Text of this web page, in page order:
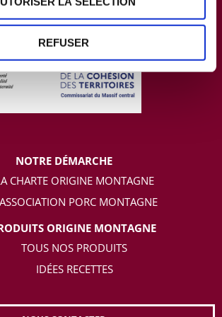
REFUSER
NOTRE DÉMARCHE
CHARTE ORIGINE MONTAGNE
PORC MONTAGNE
ORIGINE MONTAGNE
TOUS NOS PRODUITS
IDÉES RECETTES